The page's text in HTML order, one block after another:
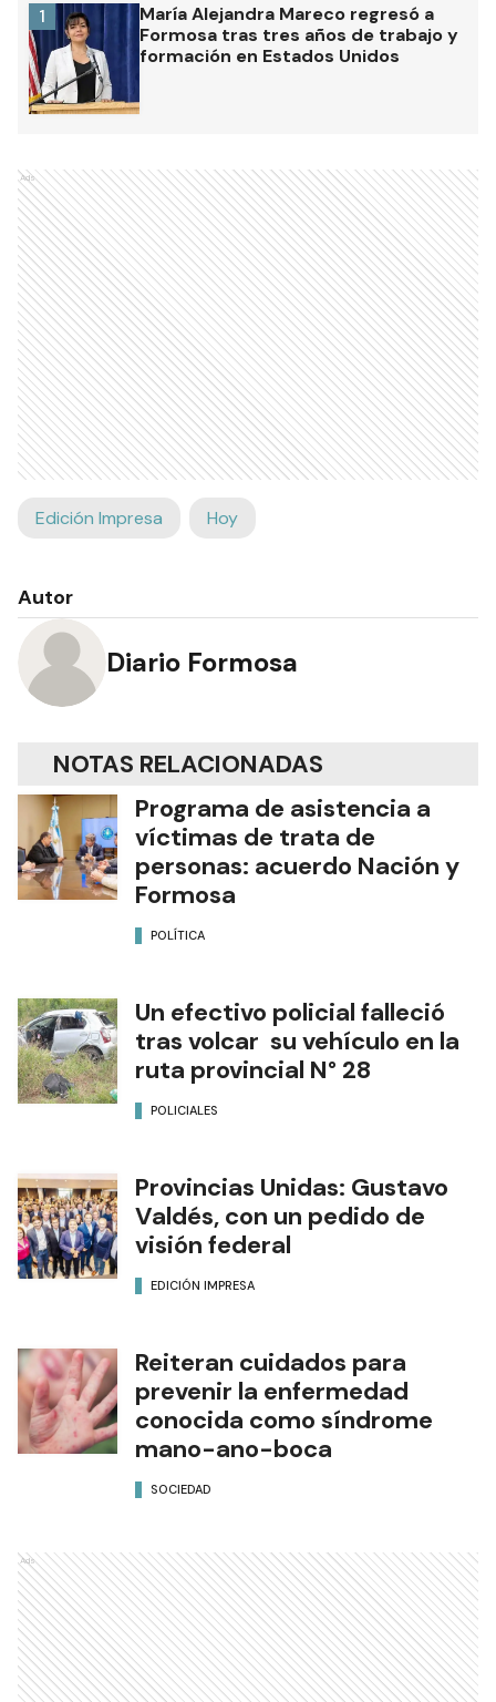
María Alejandra Mareco regresó a
Formosa tras tres años de trabajo y
formación en Estados Unidos
1
Ads
Edición Impresa Hoy
Autor
Diario Formosa
NOTAS RELACIONADAS
Programa de asistencia a
víctimas de trata de
personas: acuerdo Nación y
Formosa
POLÍTICA
Un efectivo policial falleció
tras volcar su vehículo en la
ruta provincial N° 28
POLICIALES
Provincias Unidas: Gustavo
Valdés, con un pedido de
visión federal
EDICIÓN IMPRESA
Reiteran cuidados para
prevenir la enfermedad
conocida como síndrome
mano-ano-boca
SOCIEDAD
Ads